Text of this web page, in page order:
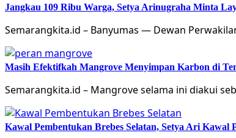
Jangkau 109 Ribu Warga, Setya Arinugraha Minta
Semarangkita.id – Banyumas — Dewan
Masih Efektifkah Mangrove Menyimpan Karbon di
Semarangkita.id – Mangrove selama ini diakui
Kawal Pembentukan Brebes Selatan, Setya Ari Kawal